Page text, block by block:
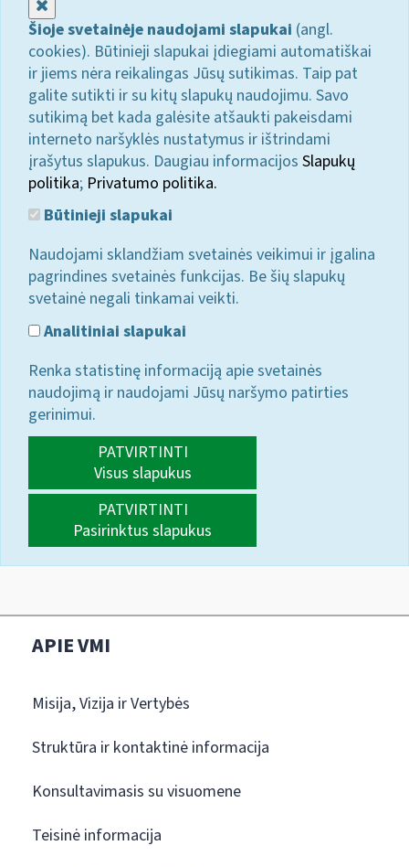
Šioje svetainėje naudojami slapukai (angl.
cookies). Būtinieji slapukai įdiegiami automatiškai
ir jiems nėra reikalingas Jūsų sutikimas. Taip pat
galite sutikti ir su kitų slapukų naudojimu. Savo
sutikimą bet kada galėsite atšaukti pakeisdami
interneto naršyklės nustatymus ir ištrindami
įrašytus slapukus. Daugiau informacijos Slapukų
politika; Privatumo politika.
Būtinieji slapukai
Naudojami sklandžiam svetainės veikimui ir įgalina
pagrindines svetainės funkcijas. Be šių slapukų
svetainė negali tinkamai veikti.
Analitiniai slapukai
Renka statistinę informaciją apie svetainės
naudojimą ir naudojami Jūsų naršymo patirties
gerinimui.
PATVIRTINTI
Visus slapukus
PATVIRTINTI
Pasirinktus slapukus
APIE VMI
Misija, Vizija ir Vertybės
Struktūra ir kontaktinė informacija
Konsultavimasis su visuomene
Teisinė informacija